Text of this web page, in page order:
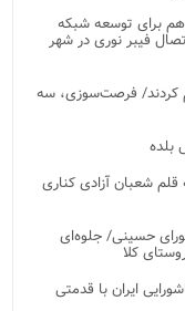
چهاردهم برای توسعه شبکه
همراه و فیبر نوری در آمل/ برقراری ۱۴۷۰ اتصال فیبر نوری در شهر
کردند/ فرصت‌سوزی، سه
بلده
قلم شعبان آزادی کناری
حسینی/ جلوه‌ای
کلا
ایران با قدمتی